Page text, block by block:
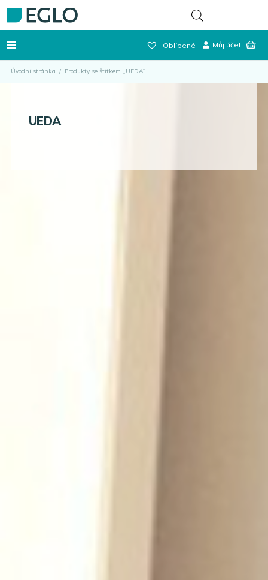
Oblíbené Můj účet
Úvodní stránka / Produkty se štítkem „UEDA“
UEDA